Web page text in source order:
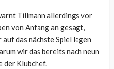
Tillmann allerdings vor
von Anfang an gesagt,
auf das nächste Spiel legen
wir das bereits nach neun
der Klubchef.